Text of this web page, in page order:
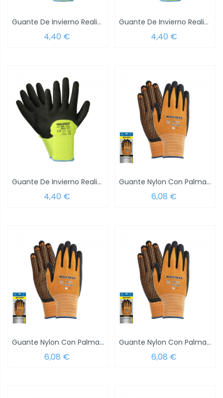
Guante De Invierno Realizado En Poliester...
4,40 €
Guante De Invierno Realizado En Poliester...
4,40 €
Guante De Invierno Realizado En Poliester...
4,40 €
Guante Nylon Con Palma En Foam y Puntos...
6,08 €
Guante Nylon Con Palma En Foam y Puntos...
6,08 €
Guante Nylon Con Palma En Foam y Puntos...
6,08 €